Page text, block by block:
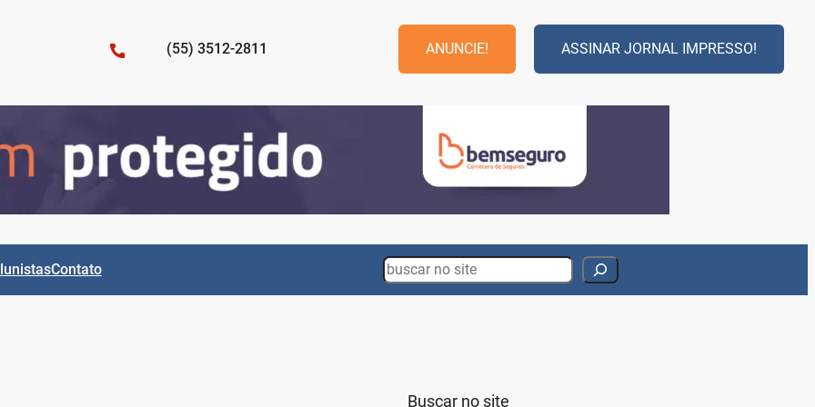
(55) 3512-2811 ANUNCIE! ASSINAR JORNAL IMPRESSO!
Contato Search
Buscar no site